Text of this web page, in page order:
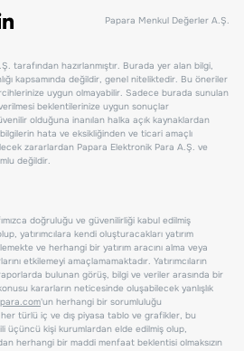
Papara Menkul Değerler A.Ş.
tarafından hazırlanmıştır. Burada yer alan bilgi,
kapsamında değildir, genel niteliktedir. Bu öneriler
uygun olmayabilir. Sadece burada sunulan
beklentilerinize uygun sonuçlar
olduğuna inanılan halka açık kaynaklardan
hata ve eksikliğinden ve ticari amaçlı
zararlardan Papara Elektronik Para A.Ş. ve
değildir.
doğruluğu ve güvenilirliği kabul edilmiş
yatırımcılara kendi oluşturacakları yatırım
ve herhangi bir yatırım aracını alma veya
etkilemeyi amaçlamamaktadır. Yatırımcıların
bulunan görüş, bilgi ve veriler arasında bir
kararların neticesinde oluşabilecek yanlışlık
'un herhangi bir sorumluluğu
türlü iç ve dış piyasa tablo ve grafikler, bu
üçüncü kişi kurumlardan elde edilmiş olup,
herhangi bir maddi menfaat beklentisi olmaksızın